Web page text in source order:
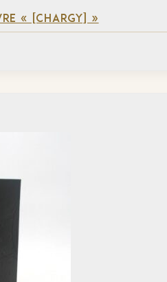
« [CHARGY] »